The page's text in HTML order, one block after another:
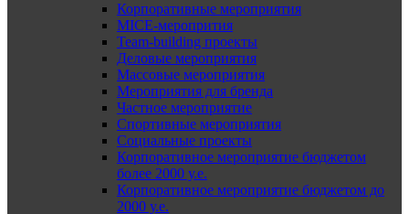
Корпоративные мероприятия
MICE-меропрития
Team-building проекты
Деловые мероприятия
Массовые мероприятия
Мероприятия для бренда
Частное мероприятие
Спортивные мероприятия
Социальные проекты
Корпоративное мероприятие бюджетом
более 2000 у.е.
Корпоративное мероприятие бюджетом до
2000 у.е.